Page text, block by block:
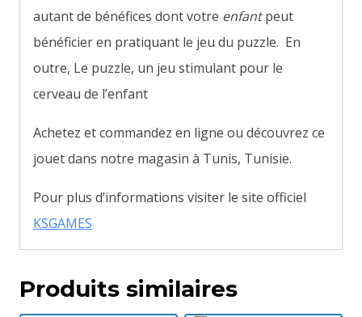
autant de bénéfices dont votre enfantpeut
bénéficier en pratiquant le jeu du puzzle. En
outre, Le puzzle, un jeu stimulant pour le
cerveau de l’enfant
Achetez et commandez en ligne ou découvrez ce
jouet dans notre magasin à Tunis, Tunisie.
Pour plus d’informations visiter le site officiel
KSGAMES
Produits similaires